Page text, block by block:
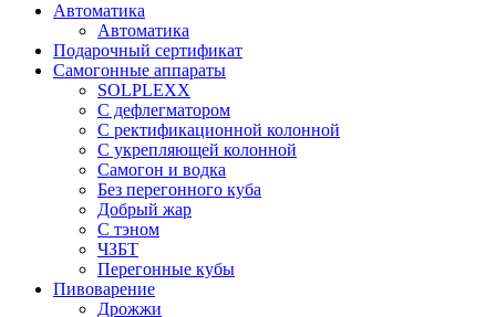
Автоматика
Автоматика
Подарочный сертификат
Самогонные аппараты
SOLPLEXX
С дефлегматором
С ректификационной колонной
С укрепляющей колонной
Самогон и водка
Без перегонного куба
Добрый жар
С тэном
ЧЗБТ
Перегонные кубы
Пивоварение
Дрожжи